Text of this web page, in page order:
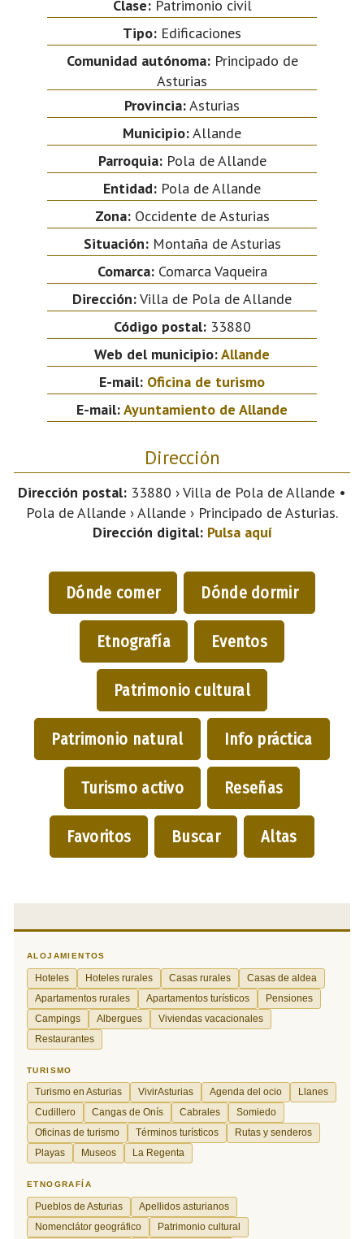
Clase:Patrimonio civil
Tipo: Edificaciones
Comunidad autónoma:Principado de
Asturias
Provincia:Asturias
Municipio:Allande
Parroquia:Pola de Allande
Entidad: Pola de Allande
Zona:Occidente de Asturias
Situación:Montaña de Asturias
Comarca:Comarca Vaqueira
Dirección:Villa de Pola de Allande
Código postal:33880
Web del municipio:Allande
E-mail: Oficina de turismo
E-mail:Ayuntamiento de Allande
Dirección
Dirección postal: 33880 › Villa de Pola de Allande •
Pola de Allande › Allande › Principado de Asturias.
Dirección digital: Pulsa aquí
Dónde comer Dónde dormir
Etnografía Eventos
Patrimonio cultural
Patrimonio natural Info práctica
Turismo activo Reseñas
Favoritos Buscar Altas